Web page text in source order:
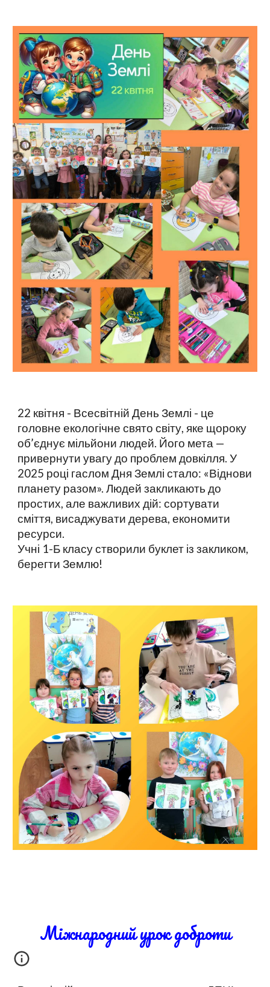
22 квітня - Всесвітній День Землі - це
головне екологічне свято світу, яке щороку
об’єднує мільйони людей. Його мета —
привернути увагу до проблем довкілля. У
2025 році гаслом Дня Землі стало: «Віднови
планету разом». Людей закликають до
простих, але важливих дій: сортувати
сміття, висаджувати дерева, економити
ресурси.
Учні 1-Б класу створили буклет із закликом,
берегти Землю!
Міжнародний урок доброти